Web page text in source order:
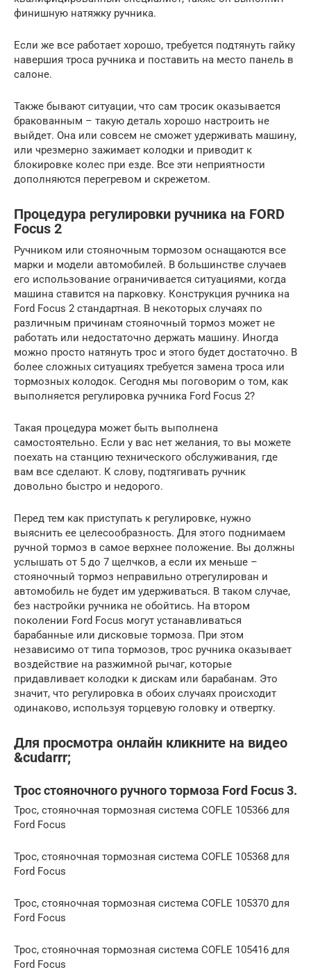
финишную натяжку ручника.
Если же все работает хорошо, требуется подтянуть гайку
навершия троса ручника и поставить на место панель в
салоне.
Также бывают ситуации, что сам тросик оказывается
бракованным – такую деталь хорошо настроить не
выйдет. Она или совсем не сможет удерживать машину,
или чрезмерно зажимает колодки и приводит к
блокировке колес при езде. Все эти неприятности
дополняются перегревом и скрежетом.
Процедура регулировки ручника на FORD
Focus 2
Ручником или стояночным тормозом оснащаются все
марки и модели автомобилей. В большинстве случаев
его использование ограничивается ситуациями, когда
машина ставится на парковку. Конструкция ручника на
Ford Focus 2 стандартная. В некоторых случаях по
различным причинам стояночный тормоз может не
работать или недостаточно держать машину. Иногда
можно просто натянуть трос и этого будет достаточно. В
более сложных ситуациях требуется замена троса или
тормозных колодок. Сегодня мы поговорим о том, как
выполняется регулировка ручника Ford Focus 2?
Такая процедура может быть выполнена
самостоятельно. Если у вас нет желания, то вы можете
поехать на станцию технического обслуживания, где
вам все сделают. К слову, подтягивать ручник
довольно быстро и недорого.
Перед тем как приступать к регулировке, нужно
выяснить ее целесообразность. Для этого поднимаем
ручной тормоз в самое верхнее положение. Вы должны
услышать от 5 до 7 щелчков, а если их меньше –
стояночный тормоз неправильно отрегулирован и
автомобиль не будет им удерживаться. В таком случае,
без настройки ручника не обойтись. На втором
поколении Ford Focus могут устанавливаться
барабанные или дисковые тормоза. При этом
независимо от типа тормозов, трос ручника оказывает
воздействие на разжимной рычаг, которые
придавливает колодки к дискам или барабанам. Это
значит, что регулировка в обоих случаях происходит
одинаково, используя торцевую головку и отвертку.
Для просмотра онлайн кликните на видео
&cudarrr;
Трос стояночного ручного тормоза Ford Focus 3.
Трос, стояночная тормозная система COFLE 105366 для
Ford Focus
Трос, стояночная тормозная система COFLE 105368 для
Ford Focus
Трос, стояночная тормозная система COFLE 105370 для
Ford Focus
Трос, стояночная тормозная система COFLE 105416 для
Ford Focus